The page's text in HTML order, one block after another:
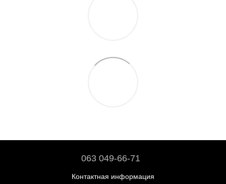
063 049-66-71
Контактная информация